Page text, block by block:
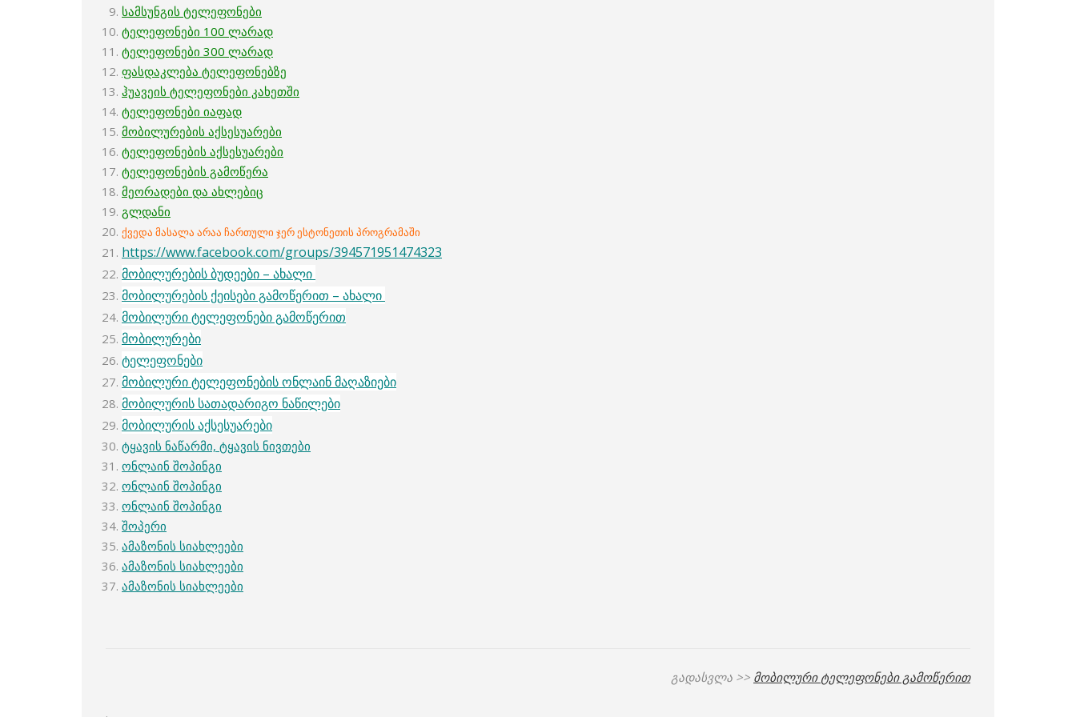
სამსუნგის ტელეფონები
ტელეფონები 100 ლარად
ტელეფონები 300 ლარად
ფასდაკლება ტელეფონებზე
ჰუავეის ტელეფონები კახეთში
ტელეფონები იაფად
მობილურების აქსესუარები
ტელეფონების აქსესუარები
ტელეფონების გამოწერა
მეორადები და ახლებიც
გლდანი
ქვედა მასალა არაა ჩართული ჯერ ესტონეთის პროგრამაში
https://www.facebook.com/groups/394571951474323
მობილურების ბუდეები – ახალი
მობილურების ქეისები გამოწერით – ახალი
მობილური ტელეფონები გამოწერით
მობილურები
ტელეფონები
მობილური ტელეფონების ონლაინ მაღაზიები
მობილურის სათადარიგო ნაწილები
მობილურის აქსესუარები
ტყავის ნაწარმი, ტყავის ნივთები
ონლაინ შოპინგი
ონლაინ შოპინგი
ონლაინ შოპინგი
შოპერი
ამაზონის სიახლეები
ამაზონის სიახლეები
ამაზონის სიახლეები
გადასვლა >> მობილური ტელეფონები გამოწერით
.